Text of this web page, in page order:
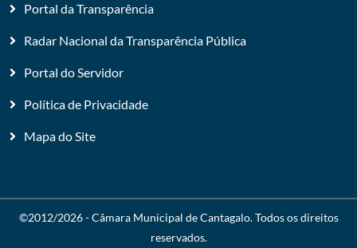
Portal da Transparência
Radar Nacional da Transparência Pública
Portal do Servidor
Política de Privacidade
Mapa do Site
©2012/2026 -Câmara Municipal de Cantagalo. Todos os direitos
reservados.